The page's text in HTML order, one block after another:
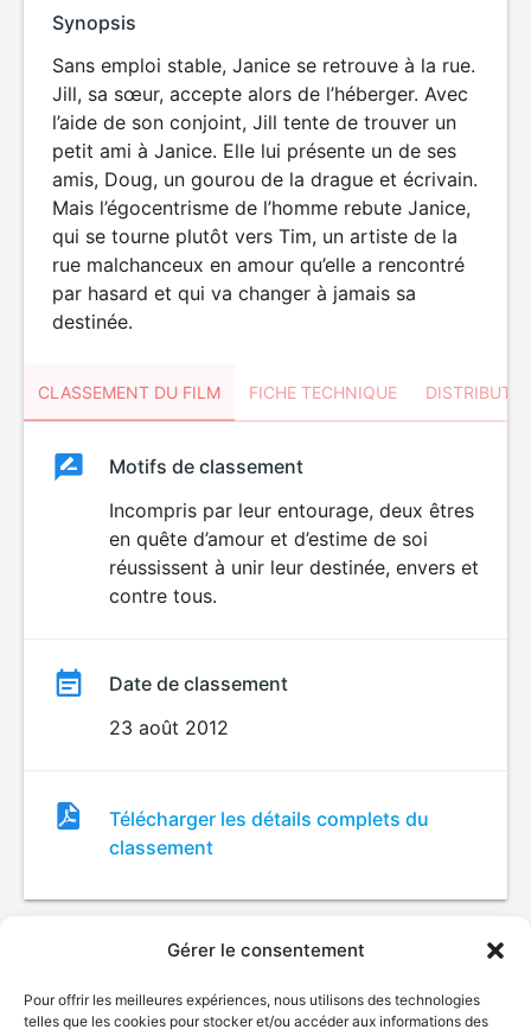
Gérer le consentement
Pour offrir les meilleures expériences, nous utilisons des technologies
telles que les cookies pour stocker et/ou accéder aux informations des
Synopsis
Sans emploi stable, Janice se retrouve à la rue.
Jill, sa sœur, accepte alors de l’héberger. Avec
l’aide de son conjoint, Jill tente de trouver un
petit ami à Janice. Elle lui présente un de ses
amis, Doug, un gourou de la drague et écrivain.
Mais l’égocentrisme de l’homme rebute Janice,
qui se tourne plutôt vers Tim, un artiste de la
rue malchanceux en amour qu’elle a rencontré
par hasard et qui va changer à jamais sa
destinée.
CLASSEMENT DU FILM FICHE TECHNIQUE
ClassementClassement
Motifs de classement
Incompris par leur entourage, deux êtres
en quête d’amour et d’estime de soi
réussissent à unir leur destinée, envers et
contre tous.
Date de classement
23 août 2012
Fichier
de
classement
Télécharger les détails complets du
classement